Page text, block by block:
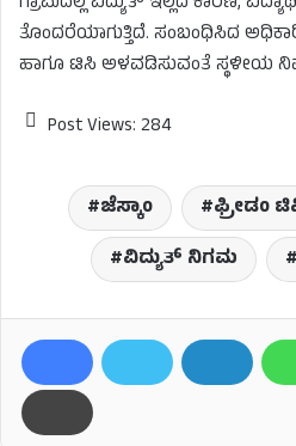
ತೊಂದರೆಯಾಗುತ್ತಿದೆ. ಸಂಬಂಧಿಸಿದ
ಹಾಗೂ ಟಿಸಿ ಅಳವಡಿಸುವಂತೆ ಸ್ಥಳೀಯ
Post Views: 284
ಜೆಸ್ಕಾಂ ಫ್ರೀಡಂ
ವಿದ್ಯುತ್​ ನಿಗಮ